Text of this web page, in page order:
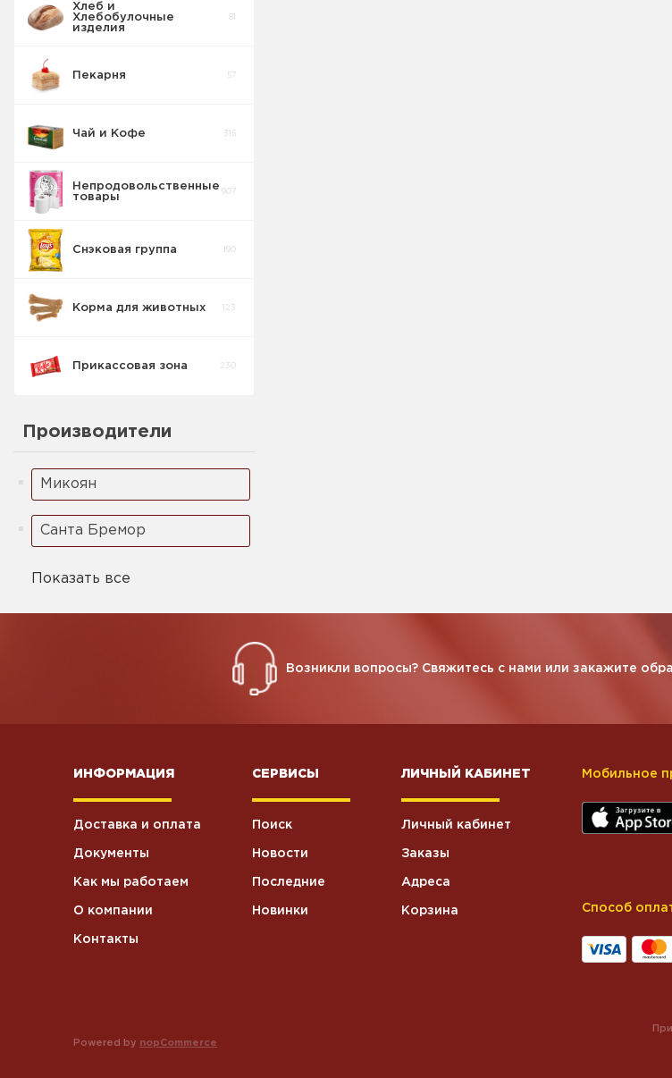
Хлеб и
Хлебобулочные
изделия
81
Пекарня 57
Чай и Кофе 315
Непродовольственные
товары
907
Снэковая группа 190
Корма для животных 123
Прикассовая зона 230
Кондитерские
изделия
Жевательные
Леденец
Свинина
Производители
Микоян
Санта Бремор
Показать все
Возникли вопросы? Свяжитесь с нами или закажите
ИНФОРМАЦИЯ
Доставка и оплата
Документы
Как мы работаем
О компании
Контакты
СЕРВИСЫ
Поиск
Новости
Последние
Новинки
ЛИЧНЫЙ КАБИНЕТ
Личный кабинет
Заказы
Адреса
Корзина
Мобильное
Способ
Powered by nopCommerce